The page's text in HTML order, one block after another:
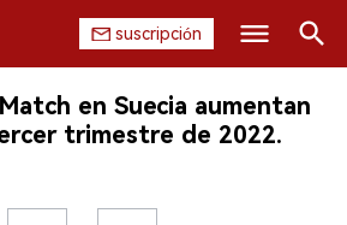
suscripción
Buscar
en Suecia aumentan
trimestre de 2022.